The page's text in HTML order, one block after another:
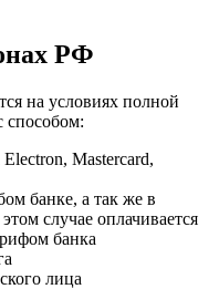
РФ
на условиях полной
способом:
Mastercard,
банке, а так же в
случае оплачивается
банка
лица